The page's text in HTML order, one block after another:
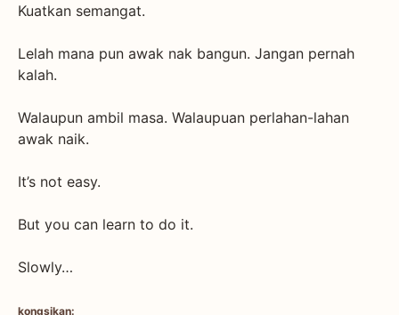
Kuatkan semangat.
Lelah mana pun awak nak bangun. Jangan pernah
kalah.
Walaupun ambil masa. Walaupuan perlahan-lahan
awak naik.
It’s not easy.
But you can learn to do it.
Slowly…
kongsikan: